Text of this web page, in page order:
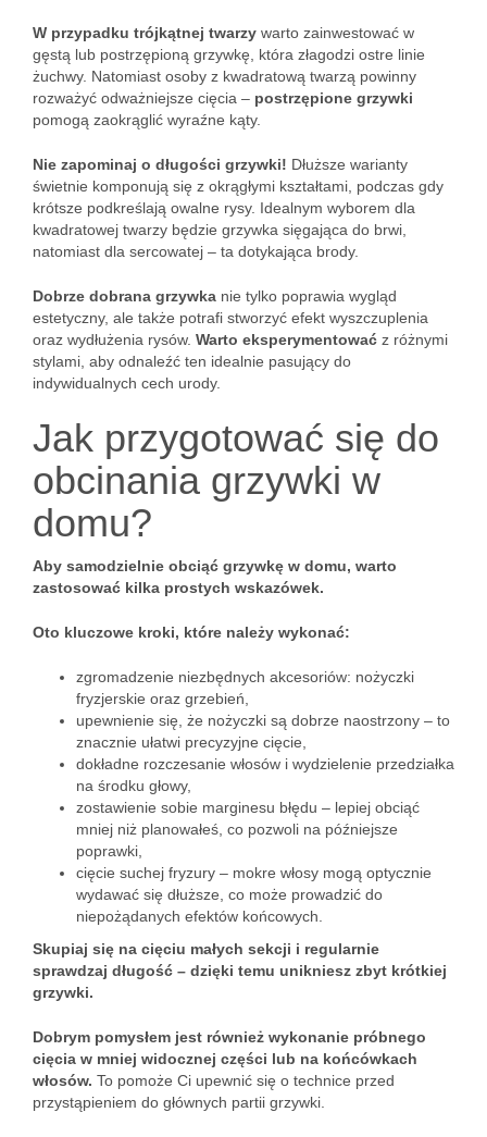
W przypadku trójkątnej twarzy warto zainwestować w
gęstą lub postrzępioną grzywkę, która złagodzi ostre linie
żuchwy. Natomiast osoby z kwadratową twarzą powinny
rozważyć odważniejsze cięcia – postrzępione grzywki
pomogą zaokrąglić wyraźne kąty.
Nie zapominaj o długości grzywki! Dłuższe warianty
świetnie komponują się z okrągłymi kształtami, podczas gdy
krótsze podkreślają owalne rysy. Idealnym wyborem dla
kwadratowej twarzy będzie grzywka sięgająca do brwi,
natomiast dla sercowatej – ta dotykająca brody.
Dobrze dobrana grzywka nie tylko poprawia wygląd
estetyczny, ale także potrafi stworzyć efekt wyszczuplenia
oraz wydłużenia rysów. Warto eksperymentować z różnymi
stylami, aby odnaleźć ten idealnie pasujący do
indywidualnych cech urody.
Jak przygotować się do
obcinania grzywki w
domu?
Aby samodzielnie obciąć grzywkę w domu, warto
zastosować kilka prostych wskazówek.
Oto kluczowe kroki, które należy wykonać:
zgromadzenie niezbędnych akcesoriów: nożyczki
fryzjerskie oraz grzebień,
upewnienie się, że nożyczki są dobrze naostrzony – to
znacznie ułatwi precyzyjne cięcie,
dokładne rozczesanie włosów i wydzielenie przedziałka
na środku głowy,
zostawienie sobie marginesu błędu – lepiej obciąć
mniej niż planowałeś, co pozwoli na późniejsze
poprawki,
cięcie suchej fryzury – mokre włosy mogą optycznie
wydawać się dłuższe, co może prowadzić do
niepożądanych efektów końcowych.
Skupiaj się na cięciu małych sekcji i regularnie
sprawdzaj długość – dzięki temu unikniesz zbyt krótkiej
grzywki.
Dobrym pomysłem jest również wykonanie próbnego
cięcia w mniej widocznej części lub na końcówkach
włosów. To pomoże Ci upewnić się o technice przed
przystąpieniem do głównych partii grzywki.